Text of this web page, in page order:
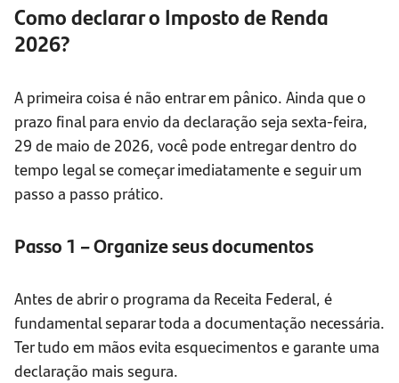
Como declarar o Imposto de Renda
2026?
A primeira coisa é não entrar em pânico. Ainda que o
prazo final para envio da declaração seja sexta-feira,
29 de maio de 2026, você pode entregar dentro do
tempo legal se começar imediatamente e seguir um
passo a passo prático.
Passo 1 – Organize seus documentos
Antes de abrir o programa da Receita Federal, é
fundamental separar toda a documentação necessária.
Ter tudo em mãos evita esquecimentos e garante uma
declaração mais segura.